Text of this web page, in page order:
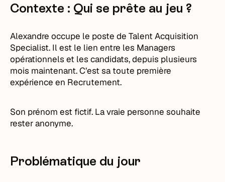
Contexte : Qui se prête au jeu ?
Alexandre occupe le poste de Talent Acquisition
Specialist. Il est le lien entre les Managers
opérationnels et les candidats, depuis plusieurs
mois maintenant. C’est sa toute première
expérience en Recrutement.
Son prénom est fictif. La vraie personne souhaite
rester anonyme.
Problématique du jour